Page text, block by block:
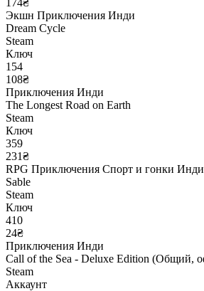
174₴
Экшн Приключения Инди
Dream Cycle
Steam
Ключ
154
108₴
Приключения Инди
The Longest Road on Earth
Steam
Ключ
359
231₴
RPG Приключения Спорт и гонки Инди
Sable
Steam
Ключ
410
24₴
Приключения Инди
Call of the Sea - Deluxe Edition (Общий,
Steam
Аккаунт